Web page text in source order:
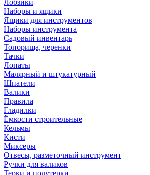
Лобзики
Наборы и ящики
Ящики для инструментов
Наборы инструмента
Садовый инвентарь
Топорища, черенки
Тачки
Лопаты
Малярный и штукатурный
Шпатели
Валики
Правила
Гладилки
Ёмкости строительные
Кельмы
Кисти
Миксеры
Отвесы, разметочный инструмент
Ручки для валиков
Терки и полутерки